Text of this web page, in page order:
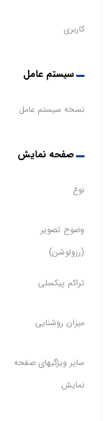
کاربری
سیستم عامل
نسخه سیستم عامل
صفحه نمایش
نوع
وضوح تصویر
(رزولوشن)
تراکم پیکسلی
میزان روشنایی
سایر ویژگیهای صفحه
نمایش